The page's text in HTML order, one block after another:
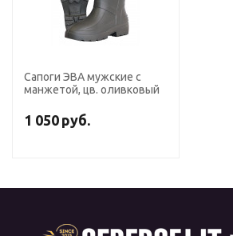
Сапоги ЭВА мужские с
манжетой, цв. оливковый
1 050 руб.